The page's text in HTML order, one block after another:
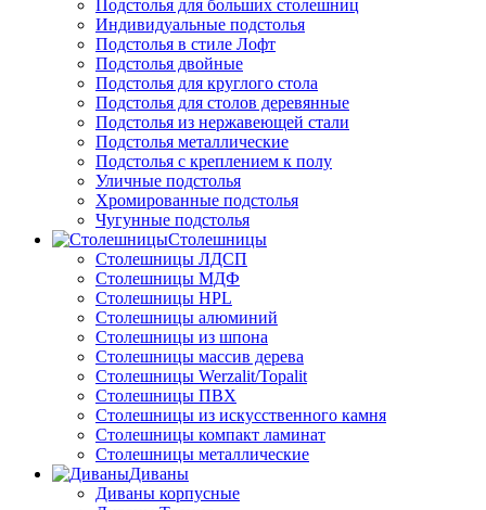
Подстолья для больших столешниц
Индивидуальные подстолья
Подстолья в стиле Лофт
Подстолья двойные
Подстолья для круглого стола
Подстолья для столов деревянные
Подстолья из нержавеющей стали
Подстолья металлические
Подстолья с креплением к полу
Уличные подстолья
Хромированные подстолья
Чугунные подстолья
Столешницы
Столешницы ЛДСП
Столешницы МДФ
Столешницы HPL
Столешницы алюминий
Столешницы из шпона
Столешницы массив дерева
Столешницы Werzalit/Topalit
Столешницы ПВХ
Столешницы из искусственного камня
Столешницы компакт ламинат
Столешницы металлические
Диваны
Диваны корпусные